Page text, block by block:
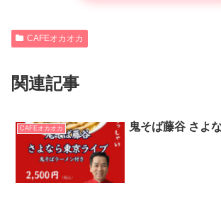
CAFEオカオカ
関連記事
CAFEオカオカ 鬼そば藤谷 さよ